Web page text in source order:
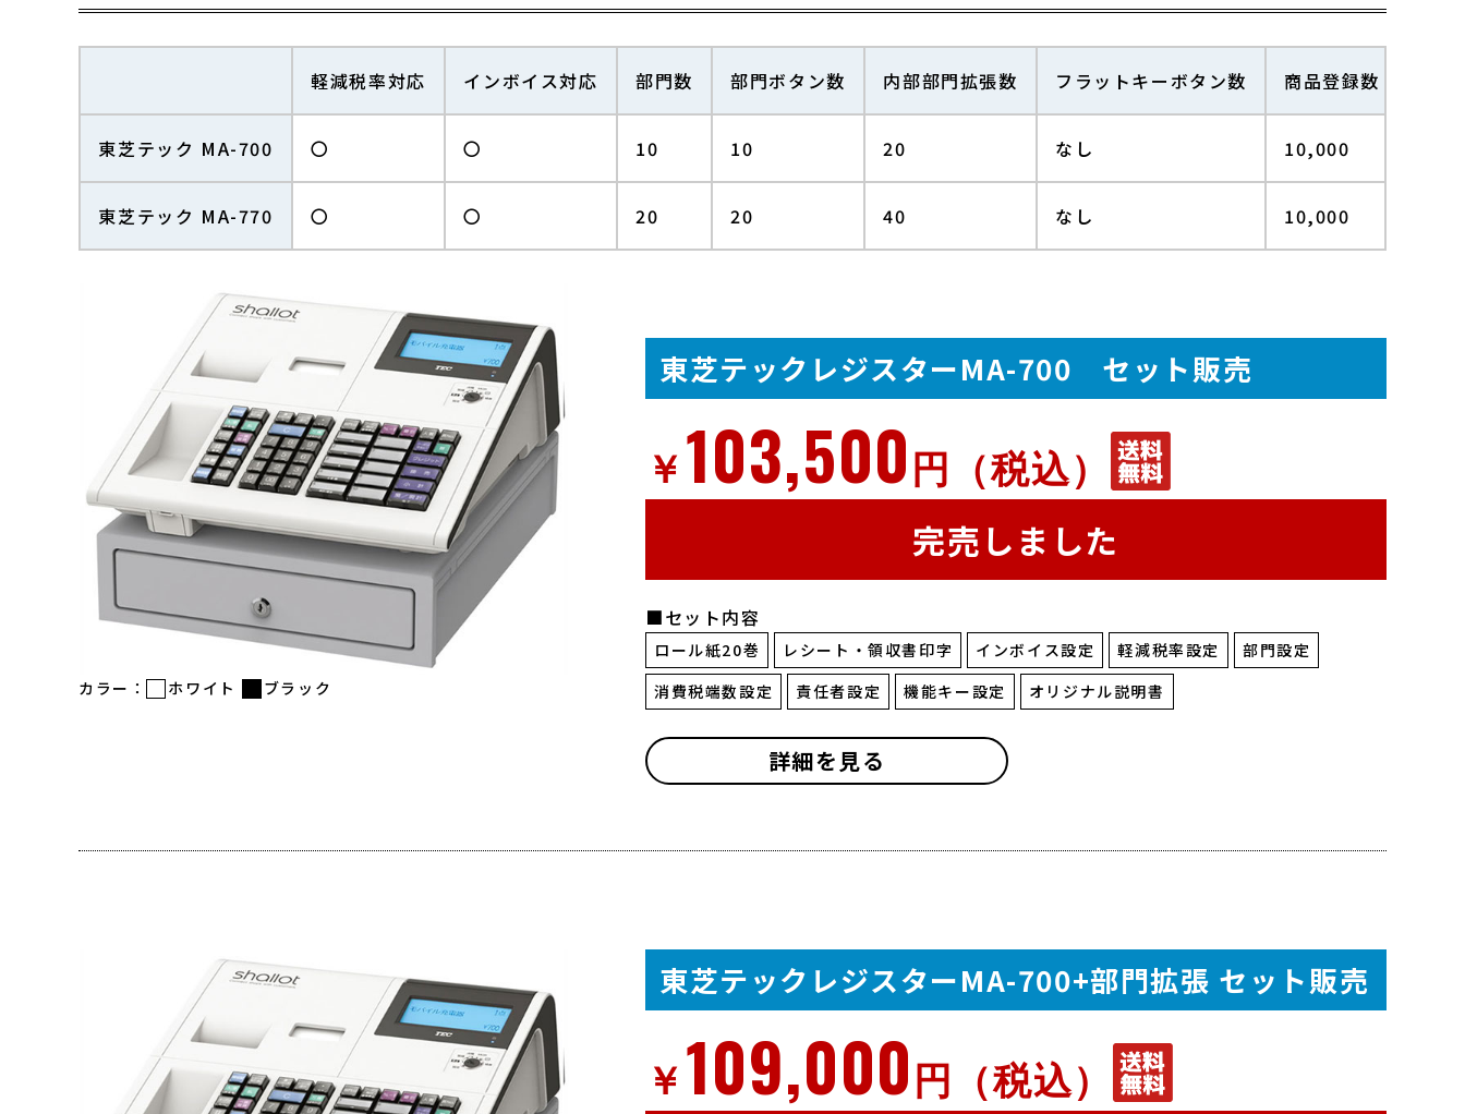
軽減税率対応 インボイス対応 部門数 部門ボタン数 内部部門拡張数 フラットキーボタン数 商品登録数
東芝テック MA-700 〇 〇 10 10 20 なし 10,000
東芝テック MA-770 〇 〇 20 20 40 なし 10,000
カラー： ホワイト ブラック
東芝テックレジスターMA-700 セット販売
￥103,500円（税込）
完売しました
■セット内容
ロール紙20巻 レシート・領収書印字 インボイス設定 軽減税率設定
部門設定
消費税端数設定
責任者設定 機能キー設定 オリジナル説明書
詳細を見る
東芝テックレジスターMA-700+部門拡張 セット販売
￥109,000円（税込）